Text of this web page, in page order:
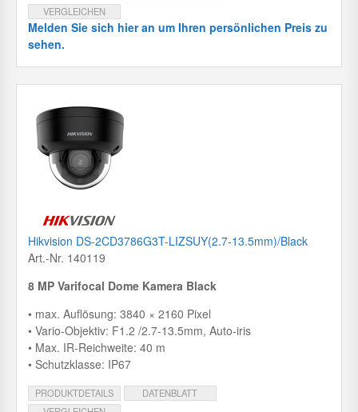
VERGLEICHEN
Melden Sie sich hier an um Ihren persönlichen Preis zu
sehen.
Hikvision DS-2CD3786G3T-LIZSUY(2.7-13.5mm)/Black
Art.-Nr. 140119
8 MP Varifocal Dome Kamera Black
• max. Auflösung: 3840 × 2160 Pixel
• Vario-Objektiv: F1.2 /2.7-13.5mm, Auto-iris
• Max. IR-Reichweite: 40 m
• Schutzklasse: IP67
PRODUKTDETAILS
DATENBLATT